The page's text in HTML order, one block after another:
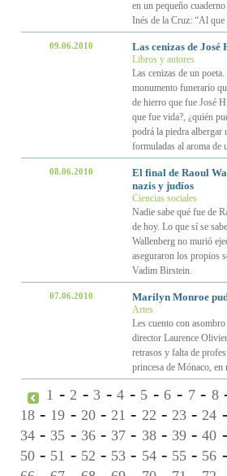
en un pequeño
Inés de la Cruz: “Al que
09.06.2010 Las cenizas de José
Libros y autores
Las cenizas de un
monumento funerario
de hierro que fue José
que fue vida?, ¿quién
podrá la piedra albergar
formuladas al aroma de
08.06.2010
El final de Raoul
nazis y judíos
Ciencias sociales
Nadie sabe qué fue de
de hoy. Lo que sí se
Wallenberg no murió
aseguraron los propios
Vadim Birstein.
07.06.2010 Marilyn Monroe
Artes
Les cuento con
director Laurence
retrasos y falta de
princesa de Mónaco,
1 -2 - 3 -4 - 5 -6 - 7- 8
18 - 19 - 20-21 - 22 - 23-24
34 - 35 - 36- 37 - 38- 39-40
50 - 51 - 52 - 53 - 54- 55- 56